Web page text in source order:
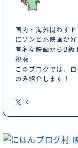
国内・海外問わず
にゾンビ系映画が好
有名な映画からB級
視聴
このブログでは、
のみ紹介します！
X